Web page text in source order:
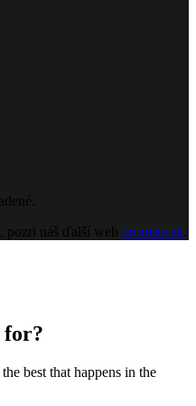
pozri náš ďalší web dronista.sk
for?
best that happens in the